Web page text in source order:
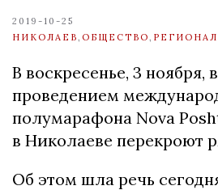
2019-10-25
НИКОЛАЕВ ОБЩЕСТВО
В воскресенье, 3 ноября,
проведением
полумарафона Nova
в Николаеве перекроют
Об этом шла речь